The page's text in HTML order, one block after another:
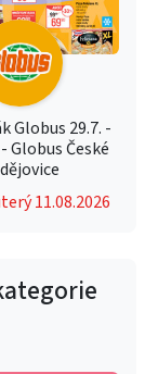
Globus 29.7. -
Globus České
11.08.2026